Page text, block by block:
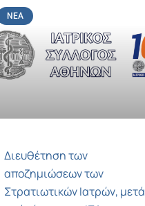
ΝΈΑ
Διευθέτηση των
αποζημιώσεων των
Στρατιωτικών Ιατρών, μετά